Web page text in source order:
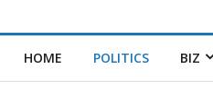
HOME POLITICS BIZ